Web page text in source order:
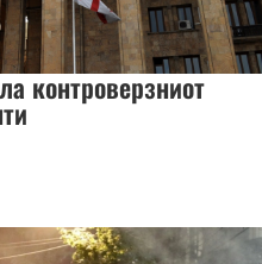
контроверзниот